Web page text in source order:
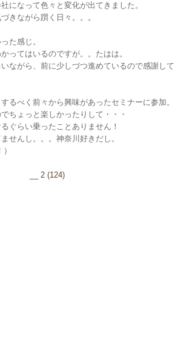
になって色々と変化が出てきました。
きながら躓く日々。。。
た感じ。
ってはいるのですが。。たはは。
ながら、前に少しづつ進めているので感謝して
るべく前々から興味があったセミナーに参加。
ちょっと楽しかったりして・・・
ぐらい乗ったことありません！
せんし。。。神奈川好きだし。